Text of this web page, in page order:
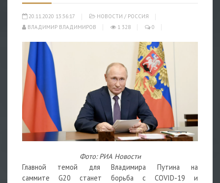
20.11.2020 13:36:17 НОВОСТИ / РОССИЯ
ВЛАДИМИР ВЛАДИМИРОВ
1 328 0
Фото: РИА Новости
Главной темой для Владимира Путина на
саммите G20 станет борьба с COVID-19 и